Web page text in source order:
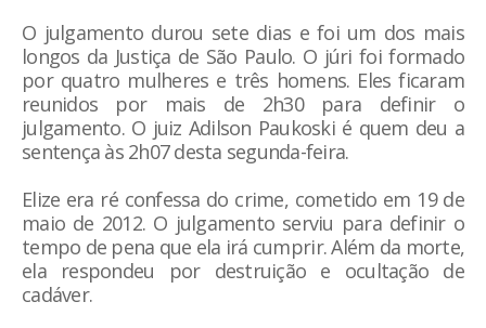
O julgamento durou sete dias e foi um dos mais
longos da Justiça de São Paulo. O júri foi formado
por quatro mulheres e três homens. Eles ficaram
reunidos por mais de 2h30 para definir o
julgamento. O juiz Adilson Paukoski é quem deu a
sentença às 2h07 desta segunda-feira.
Elize era ré confessa do crime, cometido em 19 de
maio de 2012. O julgamento serviu para definir o
tempo de pena que ela irá cumprir. Além da morte,
ela respondeu por destruição e ocultação de
cadáver.